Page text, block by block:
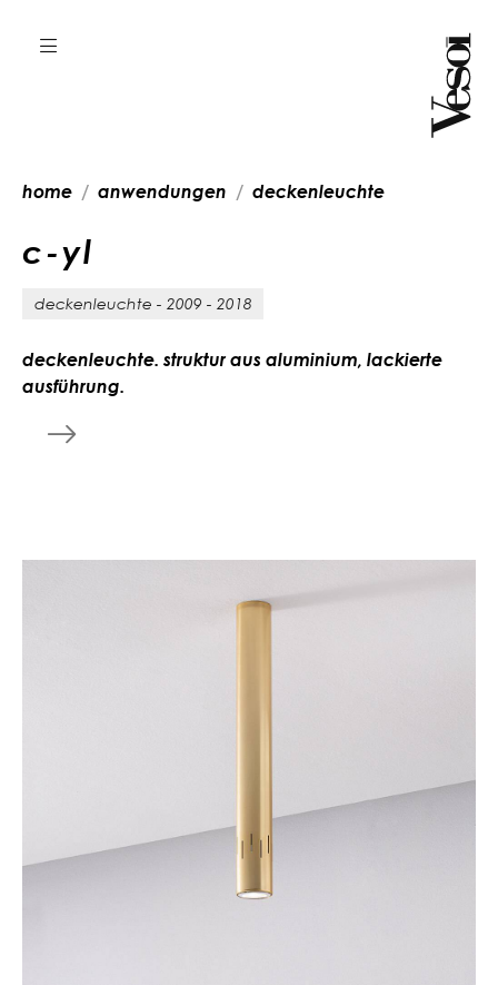
home anwendungen deckenleuchte
c-yl
deckenleuchte - 2009 - 2018
deckenleuchte. struktur aus aluminium, lackierte
ausführung.